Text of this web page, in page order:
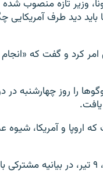
وزیر تازه منصوب شده
دید طرف آمریکایی
امر کرد و گفت که «انجام
را روز چهارشنبه در
اروپا و آمریکا، شیوه
سه قدرت اروپایی عضو برجام شامل بریتانیا، فرانسه و آلمان نیز روز پنجشنبه، ۹ تیر،